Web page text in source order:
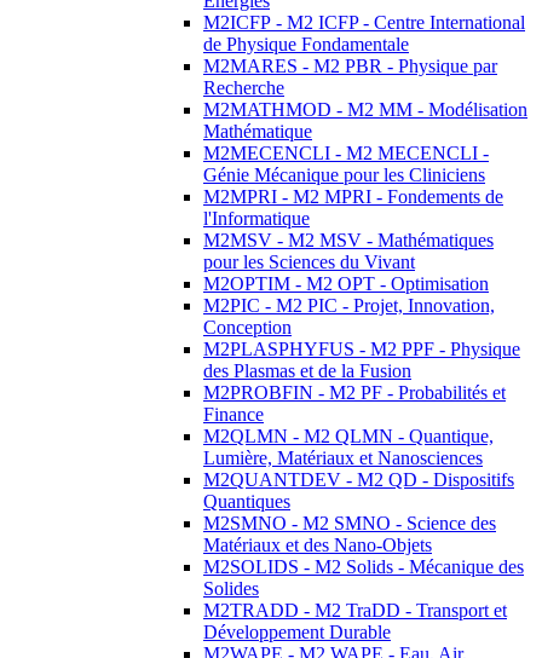
M2ICFP - M2 ICFP - Centre International
de Physique Fondamentale
M2MARES - M2 PBR - Physique par
Recherche
M2MATHMOD - M2 MM - Modélisation
Mathématique
M2MECENCLI - M2 MECENCLI -
Génie Mécanique pour les Cliniciens
M2MPRI - M2 MPRI - Fondements de
l'Informatique
M2MSV - M2 MSV - Mathématiques
pour les Sciences du Vivant
M2OPTIM - M2 OPT - Optimisation
M2PIC - M2 PIC - Projet, Innovation,
Conception
M2PLASPHYFUS - M2 PPF - Physique
des Plasmas et de la Fusion
M2PROBFIN - M2 PF - Probabilités et
Finance
M2QLMN - M2 QLMN - Quantique,
Lumière, Matériaux et Nanosciences
M2QUANTDEV - M2 QD - Dispositifs
Quantiques
M2SMNO - M2 SMNO - Science des
Matériaux et des Nano-Objets
M2SOLIDS - M2 Solids - Mécanique des
Solides
M2TRADD - M2 TraDD - Transport et
Développement Durable
M2WAPE - M2 WAPE - Eau, Air,